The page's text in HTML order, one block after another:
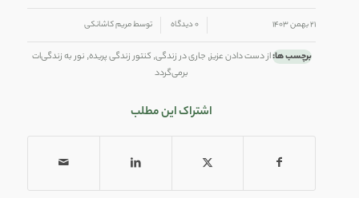
۲۱ بهمن ۱۴۰۳ ۰ دیدگاه توسطمریم کاشانکی
برچسب ها:از دست دادن عزیز, جاری در زندگی, کنتور زندگی پریده, نور به زندگی‌ات
برمی‌گردد
اشتراک این مطلب